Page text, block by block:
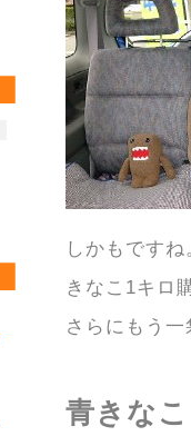
しかもですね
きなこ1キロ
さらにもう
青きなこ